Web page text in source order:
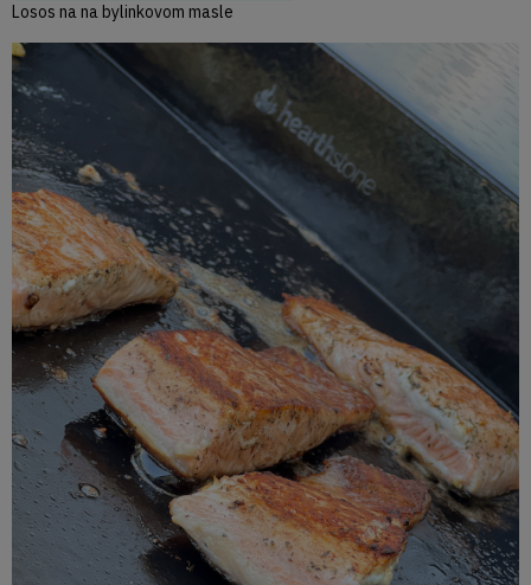
Losos na na bylinkovom masle